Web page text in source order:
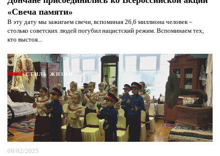
«Свеча памяти»
В эту дату мы зажигаем свечи, вспоминая 26,6 миллиона человек –
столько советских людей погубил нацистский режим. Вспоминаем тех,
кто выстоя...
СТИЛЬ ЖИЗНИ
09/02/2025